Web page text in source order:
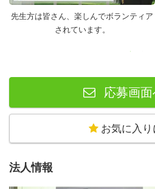
先生方は皆さん、楽しんでボランティア
されています。
応募画
お気に入り
法人情報